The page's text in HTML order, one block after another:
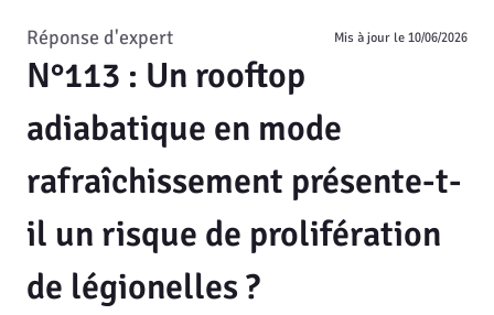
N°113 : Un rooftop
adiabatique en mode
rafraîchissement présente-t-
il un risque de prolifération
de légionelles ?
Réponse d'expert Mis à jour le10/06/2026